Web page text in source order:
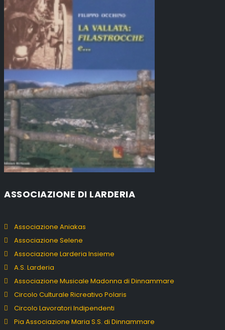
ASSOCIAZIONE DI LARDERIA
Associazione Aniakas
Associazione Selene
Associazione Larderia Insieme
A.S. Larderia
Associazione Musicale Madonna di Dinnammare
Circolo Culturale Ricreativo Polaris
Circolo Lavoratori Indipendenti
Pia Associazione Maria S.S. di Dinnammare